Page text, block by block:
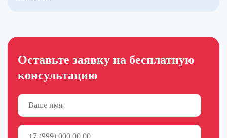
Оставьте заявку на бесплатную
консультацию